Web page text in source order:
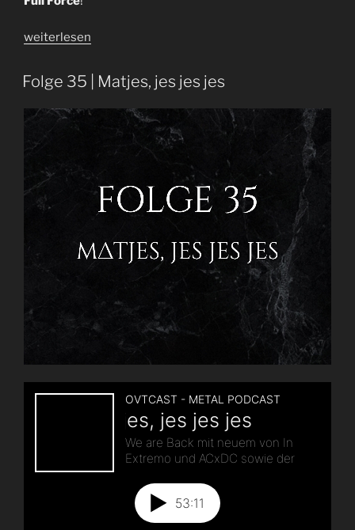
„Folge
|
Festivals
2022“
weiterlesen
Folge 35 | Matjes, jes jes jes